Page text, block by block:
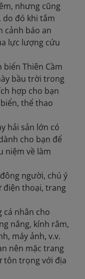
nhưng cũng
do đó khi tắm
cảnh báo an
lực lượng cứu
Thiên Cầm
bầu trời trong
hợp cho bạn
thể thao
hải sản lớn có
cho bạn để
niệm về làm
người, chú ý
điện thoại, trang
cá nhân cho
nắng, kính râm,
máy ảnh, v.v.
nên mặc trang
tôn trọng với địa